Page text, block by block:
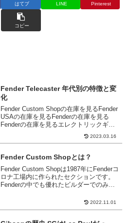
はてブ LINE Pinterest
コピー
Fender Telecaster 年代別の特徴と変
化
Fender Custom Shopの在庫を見るFender
USAの在庫を見るFenderの在庫を見る
Fenderの在庫を見るエレクトリックギタ
ー/ベースの代名詞ともいえるFENDER
は、1940年代にアメリカ、カリフォルニ
2023.03.16
Fender Custom Shopとは？
Fender Custom Shopは1987年にFenderコ
ロナ工場内に作られたセクションです。
Fenderの中でも優れたビルダーでのみ構
ーラインとは異なる木材や工程により、
レリック加工からアーティス...
2022.11.01